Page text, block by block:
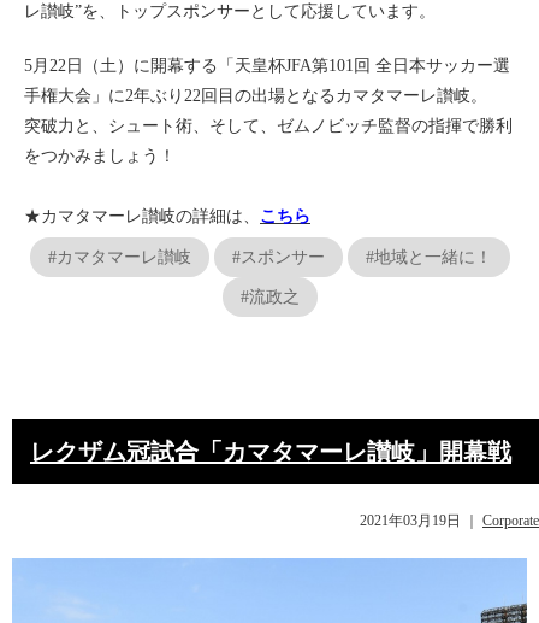
レ讃岐”を、トップスポンサーとして応援しています。
5月22日（土）に開幕する「天皇杯JFA第101回 全日本サッカー選
手権大会」に2年ぶり22回目の出場となるカマタマーレ讃岐。
突破力と、シュート術、そして、ゼムノビッチ監督の指揮で勝利
をつかみましょう！
★カマタマーレ讃岐の詳細は、 こちら
#カマタマーレ讃岐 #スポンサー #地域と一緒に！
#流政之
レクザム冠試合「カマタマーレ讃岐」開幕戦
2021年03月19日 ｜ Corporate